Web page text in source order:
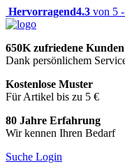
Hervorragend4.3 von 5 -
650K zufriedene Kunden
Dank persönlichem
Kostenlose Muster
Für Artikel bis zu 5 €
80 Jahre Erfahrung
Wir kennen Ihren Bedarf
Suche Login